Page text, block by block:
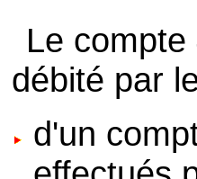
Le
débité par
d'un